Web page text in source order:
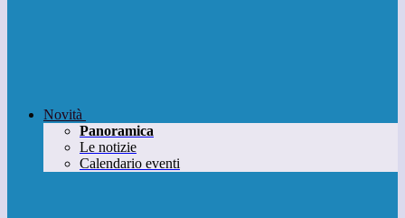
Novità
Panoramica
Le notizie
Calendario eventi